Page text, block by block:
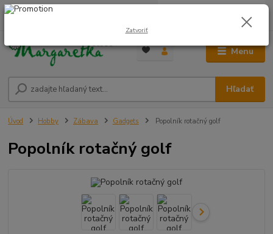
Menu
Hľadať
0948 236 042
0,00 €
Úvod Hobby Zábava Gadgets Popolník rotačný golf
Popolník rotačný golf
Zatvoriť